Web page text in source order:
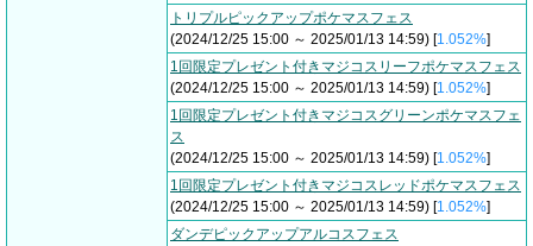
トリプルピックアップポケマスフェス
(2024/12/25 15:00 ～ 2025/01/13 14:59) [1.052%]
1回限定プレゼント付きマジコスリーフポケマスフェス
(2024/12/25 15:00 ～ 2025/01/13 14:59) [1.052%]
1回限定プレゼント付きマジコスグリーンポケマスフェ
ス
(2024/12/25 15:00 ～ 2025/01/13 14:59) [1.052%]
1回限定プレゼント付きマジコスレッドポケマスフェス
(2024/12/25 15:00 ～ 2025/01/13 14:59) [1.052%]
ダンデピックアップアルコスフェス